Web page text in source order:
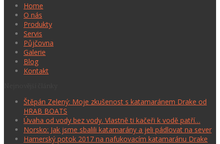
Home
O nás
Produkty
Servis
Půjčovna
Galerie
Blog
Kontakt
Štěpán Zelený: Moje zkušenost s katamaránem Drake od
HRAB BOATS
Úvaha od vody bez vody. Vlastně ti kačeři k vodě patří…
Norsko: Jak jsme sbalili katamarány a jeli pádlovat na sever
Hamerský potok 2017 na nafukovacím katamaránu Drake